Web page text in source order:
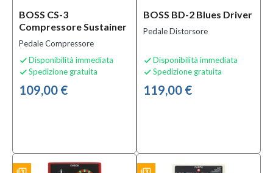
e Ricambi
per
Effetti(5)
Accessori
per Borse
Custodie
BOSS CS-3
Compressore Sustainer
Pedale Compressore
 Disponibilità immediata
 Spedizione gratuita
109,00 €
BOSS BD-2 Blues Driver
Pedale Distorsore
 Disponibilità immediata
 Spedizione gratuita
119,00 €